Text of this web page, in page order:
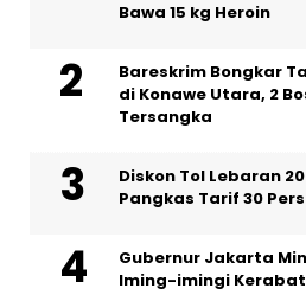
Bawa 15 kg Heroin
Bareskrim Bongkar
di Konawe Utara, 2
Tersangka
Diskon Tol Lebaran
Pangkas Tarif 30
Gubernur Jakarta
Iming-imingi